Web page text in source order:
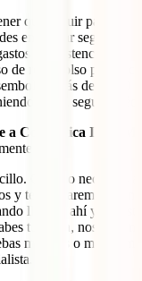
que seguir pagando
encontrar seguros
de asistencia, te
de reembolso para
más de 2.000
ya un seguro
a Costa Rica IATI
nada.
Cuando necesites
y te derivaremos a un
llegues ahí ya te
tu visita, nosotros
médicas o